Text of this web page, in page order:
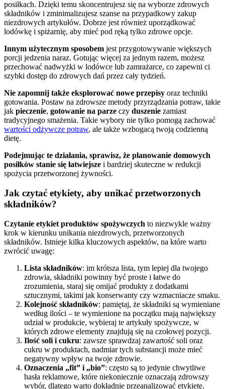
posiłkach. Dzięki temu skoncentrujesz się na wyborze zdrowych
składników i zminimalizujesz szanse na przypadkowy zakup
niezdrowych artykułów. Dobrze jest również uporządkować
lodówkę i spiżarnię, aby mieć pod ręką tylko zdrowe opcje.
Innym użytecznym sposobem jest przygotowywanie większych
porcji jedzenia naraz. Gotując więcej za jednym razem, możesz
przechować nadwyżki w lodówce lub zamrażarce, co zapewni ci
szybki dostęp do zdrowych dań przez cały tydzień.
Nie zapomnij także eksplorować nowe przepisy oraz techniki
gotowania. Postaw na zdrowsze metody przyrządzania potraw, takie
jak pieczenie, gotowanie na parze czy duszenie zamiast
tradycyjnego smażenia. Takie wybory nie tylko pomogą zachować
wartości odżywcze potraw, ale także wzbogacą twoją codzienną
dietę.
Podejmując te działania, sprawisz, że planowanie domowych
posiłków stanie się łatwiejsze i bardziej skuteczne w redukcji
spożycia przetworzonej żywności.
Jak czytać etykiety, aby unikać przetworzonych
składników?
Czytanie etykiet produktów spożywczych to niezwykle ważny
krok w kierunku unikania niezdrowych, przetworzonych
składników. Istnieje kilka kluczowych aspektów, na które warto
zwrócić uwagę:
Lista składników: im krótsza lista, tym lepiej dla twojego
zdrowia, składniki powinny być proste i łatwe do
zrozumienia, staraj się omijać produkty z dodatkami
sztucznymi, takimi jak konserwanty czy wzmacniacze smaku.
Kolejność składników: pamiętaj, że składniki są wymieniane
według ilości – te wymienione na początku mają największy
udział w produkcie, wybieraj te artykuły spożywcze, w
których zdrowe elementy znajdują się na czołowej pozycji.
Ilość soli i cukru: zawsze sprawdzaj zawartość soli oraz
cukru w produktach, nadmiar tych substancji może mieć
negatywny wpływ na twoje zdrowie.
Oznaczenia „fit” i „bio”: często są to jedynie chwytliwe
hasła reklamowe, które niekoniecznie oznaczają zdrowszy
wybór, dlatego warto dokładnie przeanalizować etykietę.